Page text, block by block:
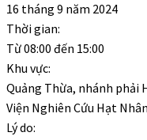
16 tháng 9 năm 2024
Thời gian:
Từ08:00 đến 15:00
Khu vực:
Quảng Thừa, nhánh phải
Viện Nghiên Cứu Hạt
Lý do: